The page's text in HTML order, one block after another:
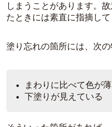
しまうことがあります。
たときには素直に指摘して
塗り忘れの箇所には、次の
まわりに比べて色が
下塗りが見えている